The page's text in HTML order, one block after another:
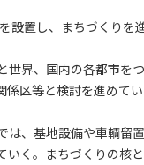
置し、まちづくりを
界、国内の各都市を
区等と検討を進めてい
、基地設備や車輌留
く。まちづくりの核